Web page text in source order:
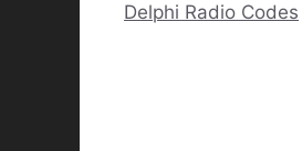
Delphi Radio Codes